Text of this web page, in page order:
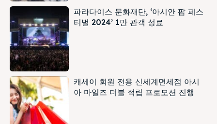
파라다이스 문화재단, ‘아시안 팝 페스
티벌 2024’ 1만 관객 성료
캐세이 회원 전용 신세계면세점 아시
아 마일즈 더블 적립 프로모션 진행